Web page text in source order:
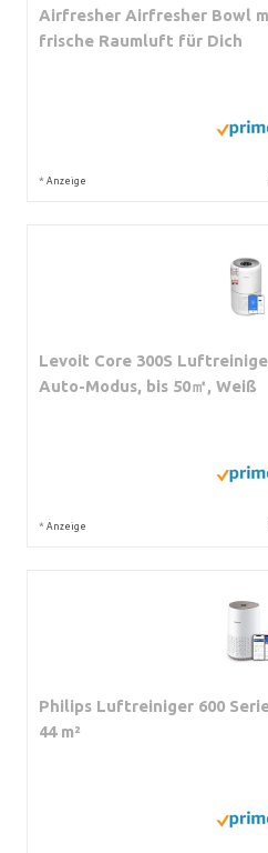
Airfresher Airfresher Bowl
frische Raumluft für Dich
* Anzeige
Levoit Core 300S
Auto-Modus, bis 50㎡, Weiß
* Anzeige
Philips Luftreiniger 600
44 m²